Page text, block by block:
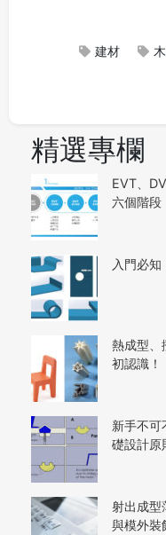
建材
精選專欄
EVT、
六個階段
入門必
熱成型、
初認識！
新手不可
礎設計原
射出成型
與模外裝